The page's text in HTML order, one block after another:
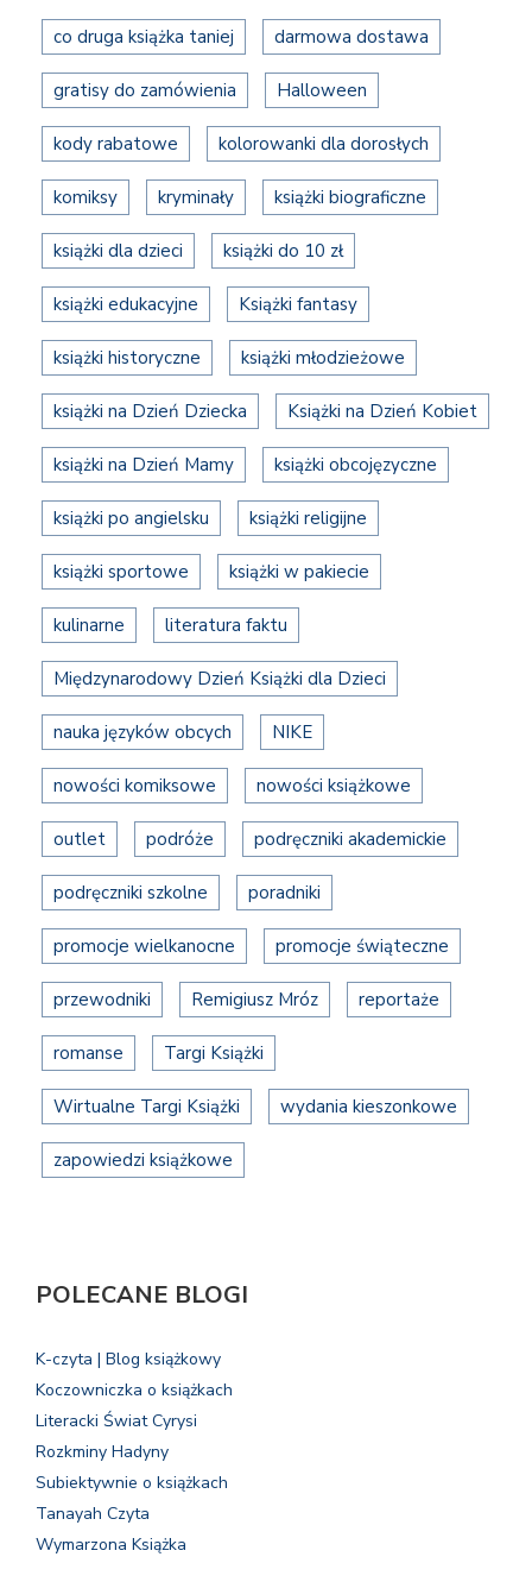
co druga książka taniej darmowa dostawa
gratisy do zamówienia Halloween
kody rabatowe kolorowanki dla dorosłych
komiksy kryminały książki biograficzne
książki dla dzieci książki do 10 zł
książki edukacyjne Książki fantasy
książki historyczne książki młodzieżowe
książki na Dzień Dziecka Książki na Dzień Kobiet
książki na Dzień Mamy książki obcojęzyczne
książki po angielsku książki religijne
książki sportowe książki w pakiecie
kulinarne literatura faktu
Międzynarodowy Dzień Książki dla Dzieci
nauka języków obcych NIKE
nowości komiksowe nowości książkowe
outlet podróże podręczniki akademickie
podręczniki szkolne poradniki
promocje wielkanocne promocje świąteczne
przewodniki Remigiusz Mróz reportaże
romanse Targi Książki
Wirtualne Targi Książki wydania kieszonkowe
zapowiedzi książkowe
POLECANE BLOGI
K-czyta | Blog książkowy
Koczowniczka o książkach
Literacki Świat Cyrysi
Rozkminy Hadyny
Subiektywnie o książkach
Tanayah Czyta
Wymarzona Książka